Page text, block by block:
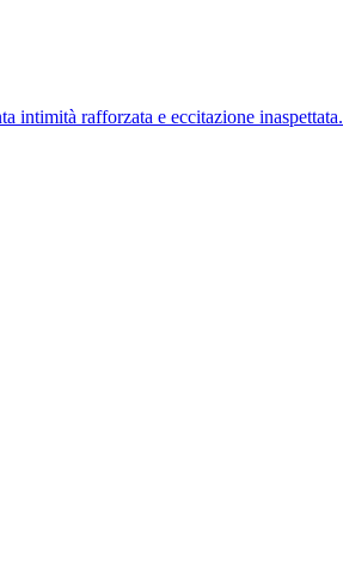
intimità rafforzata e eccitazione inaspettata.